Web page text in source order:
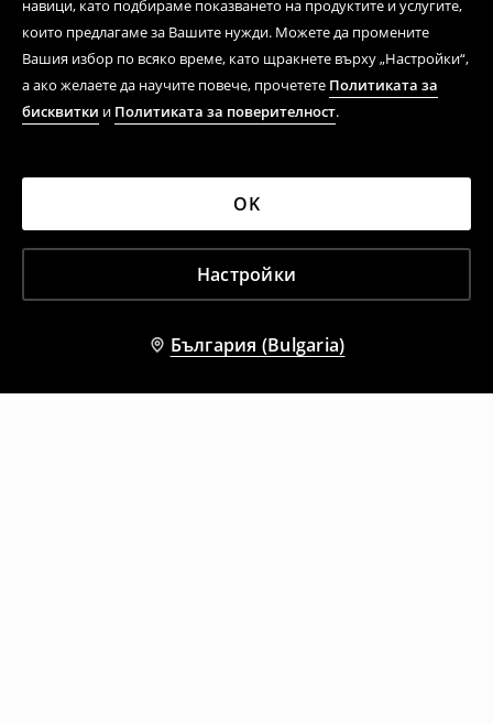
навици, като подбираме показването на продуктите и услугите,
които предлагаме за Вашите нужди. Можете да промените
Вашия избор по всяко време, като щракнете върху „Настройки“,
а ако желаете да научите повече, прочетете Политиката за
бисквитки и Политиката за поверителност.
Настройки
OK
България (Bulgaria)